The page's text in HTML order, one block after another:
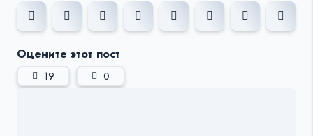
Оцените этот пост
19 0